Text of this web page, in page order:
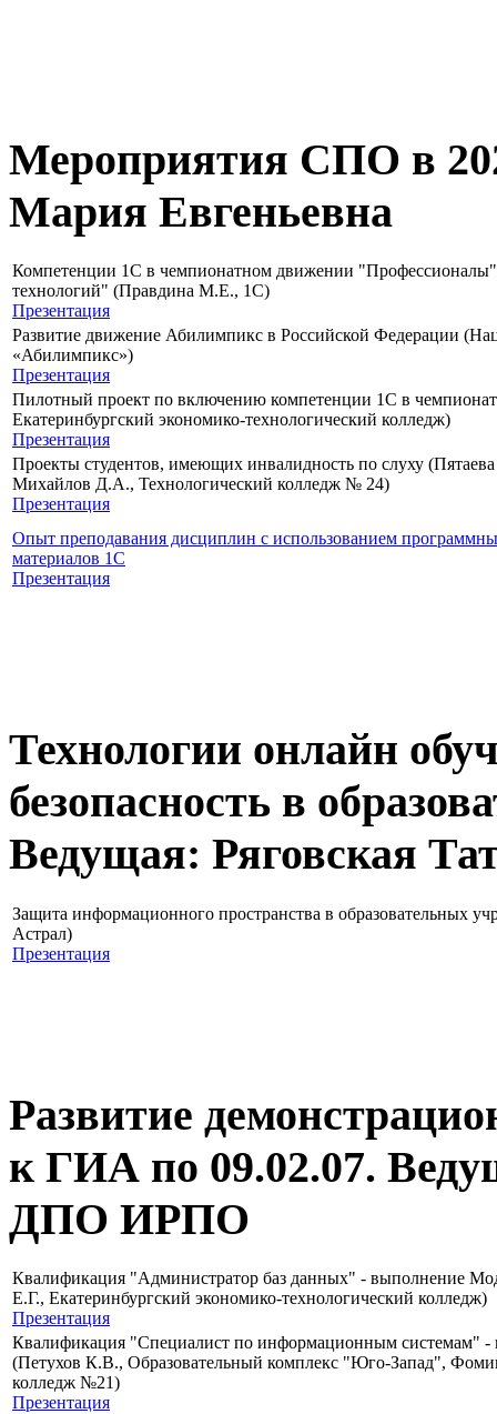
Мероприятия СПО в
Мария Евгеньевна
Компетенции 1С в чемпионатном движении
технологий" (Правдина М.Е., 1С)
Презентация
Развитие движение Абилимпикс в Российской Федерации
«Абилимпикс»)
Презентация
Пилотный проект по включению компетенции 1С в
Екатеринбургский экономико-технологический колледж)
Презентация
Проекты студентов, имеющих инвалидность по слуху
Михайлов Д.А., Технологический колледж № 24)
Презентация
Опыт преподавания дисциплин c использованием
материалов 1С
Презентация
Технологии онлайн
безопасность в
Ведущая: Ряговская
Защита информационного пространства в образовательных
Астрал)
Презентация
Развитие
к ГИА по 09.02.07.
ДПО ИРПО
Квалификация "Администратор баз данных" - выполнение
Е.Г., Екатеринбургский экономико-технологический колледж)
Презентация
Квалификация "Специалист по информационным системам" -
(Петухов К.В., Образовательный комплекс "Юго-Запад",
колледж №21)
Презентация